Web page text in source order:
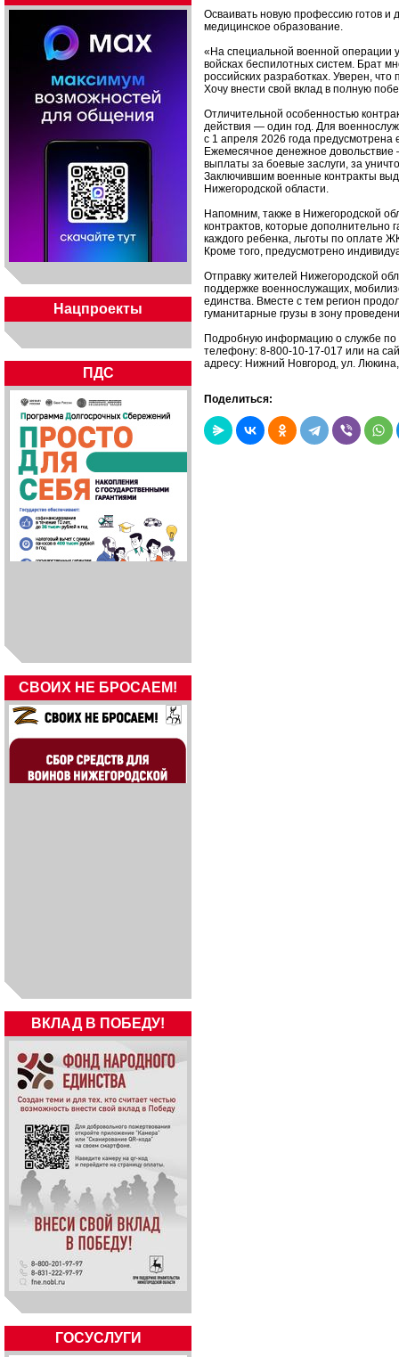
Нацпроекты
ПДС
СВОИХ НЕ БРОСАЕМ!
ВКЛАД В ПОБЕДУ!
ГОСУСЛУГИ
Осваивать новую профессию готов
медицинское образование.
«На специальной военной операции
войсках беспилотных систем. Брат
российских разработках. Уверен,
Хочу внести свой вклад в полную
Отличительной особенностью
действия — один год. Для
с 1 апреля 2026 года
Ежемесячное денежное
выплаты за боевые заслуги, за
Заключившим военные контракты
Нижегородской области.
Напомним, также в Нижегородской
контрактов, которые дополнительно
каждого ребенка, льготы по оплате
Кроме того, предусмотрено
Отправку жителей Нижегородской
поддержке военнослужащих,
единства. Вместе с тем регион
гуманитарные грузы в зону
Подробную информацию о службе по
телефону: 8-800-10-17-017 или на
адресу: Нижний Новгород, ул.
Поделиться: